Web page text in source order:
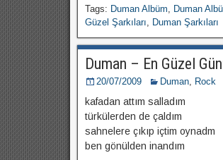
Tags: Duman Albüm, Duman
Güzel Şarkıları, Duman Şarkıları
Duman – En Güzel
20/07/2009 Duman, Rock
kafadan attım salladım
türkülerden de çaldım
sahnelere çıkıp içtim oynadm
ben gönülden inandım